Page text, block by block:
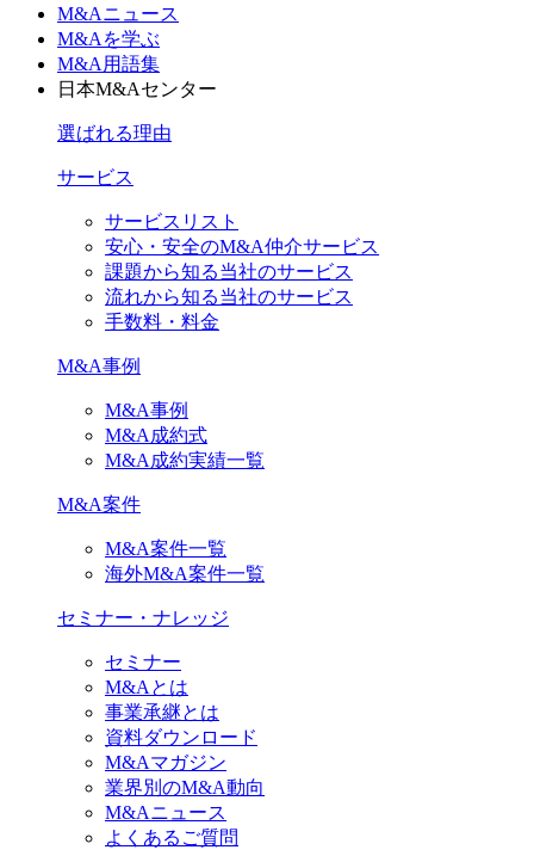
M&Aニュース
M&Aを学ぶ
M&A用語集
日本M&Aセンター
選ばれる理由
サービス
サービスリスト
安心・安全のM&A仲介サービス
課題から知る当社のサービス
流れから知る当社のサービス
手数料・料金
M&A事例
M&A事例
M&A成約式
M&A成約実績一覧
M&A案件
M&A案件一覧
海外M&A案件一覧
セミナー・ナレッジ
セミナー
M&Aとは
事業承継とは
資料ダウンロード
M&Aマガジン
業界別のM&A動向
M&Aニュース
よくあるご質問